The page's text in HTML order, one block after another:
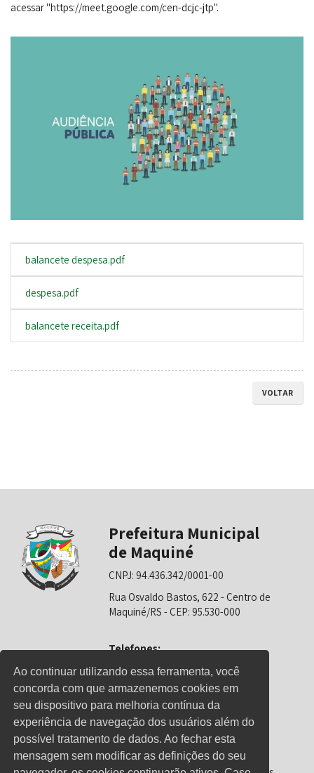
Ao continuar utilizando essa ferramenta, você
concorda com que armazenemos cookies em
seu dispositivo para melhoria contínua da
experiência de navegação dos usuários além do
possível tratamento de dados. Ao fechar esta
mensagem sem modificar as definições do seu
acessar "https://meet.google.com/cen-dcjc-jtp".
balancete despesa.pdf
despesa.pdf
balancete receita.pdf
VOLTAR
Prefeitura Municipal
de Maquiné
CNPJ: 94.436.342/0001-00
Rua Osvaldo Bastos, 622 - Centro de
Maquiné/RS - CEP: 95.530-000
Telefones:
0800-6281325 (Prefeitura)
0800-6281326 (Educação)
0800-6281139 (Saúde)
Horário de Atendimento